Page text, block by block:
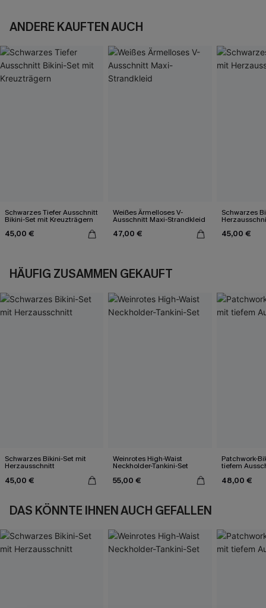
ANDERE KAUFTEN AUCH
Schwarzes Tiefer Ausschnitt
Bikini-Set mit Kreuzträgern
45,00 €
Weißes Ärmelloses V-
Ausschnitt Maxi-Strandkleid
47,00 €
Schwarzes
45,00 €
HÄUFIG ZUSAMMEN GEKAUFT
Schwarzes Bikini-Set mit
Herzausschnitt
45,00 €
Weinrotes High-Waist
Neckholder-Tankini-Set
55,00 €
Patchwork-
tiefem
48,00 €
DAS KÖNNTE IHNEN AUCH GEFALLEN